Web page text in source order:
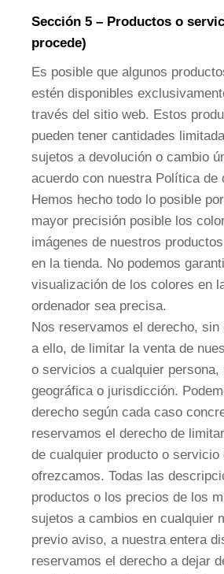
Sección 5 – Productos o
procede)
Es posible que algunos
estén disponibles
través del sitio web. Estos
pueden tener cantidades
sujetos a devolución o cambio
acuerdo con nuestra Política de
Hemos hecho todo lo posible
mayor precisión posible los
imágenes de nuestros
en la tienda. No podemos
visualización de los colores en
ordenador sea precisa.
Nos reservamos el derecho, sin
a ello, de limitar la venta de
o servicios a cualquier persona,
geográfica o jurisdicción.
derecho según cada caso
reservamos el derecho de
de cualquier producto o servicio
ofrezcamos. Todas las
productos o los precios de los
sujetos a cambios en cualquier
previo aviso, a nuestra entera
reservamos el derecho a dejar